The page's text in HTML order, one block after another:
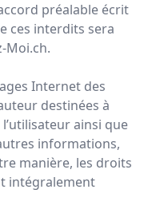
préalable écrit
ces interdits sera
Moi.ch.
Internet des
destinées à
ainsi que
informations,
manière, les droits
intégralement